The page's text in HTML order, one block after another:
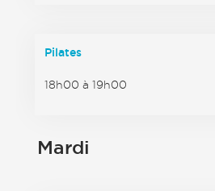
Pilates
18h00 à 19h00
Mardi